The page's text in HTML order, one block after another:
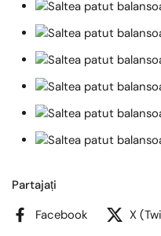
Partajați
Facebook
X